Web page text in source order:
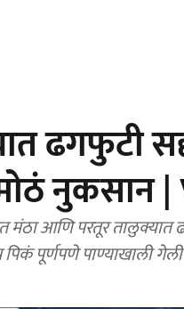
ढगफुटी
नुकसान |
मंठा आणि परतूर
पूर्णपणे पाण्याखाली